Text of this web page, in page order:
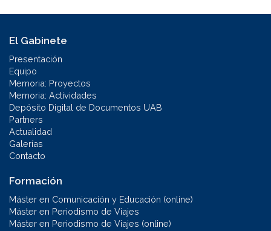
El Gabinete
Presentación
Equipo
Memoria: Proyectos
Memoria: Actividades
Depósito Digital de Documentos UAB
Partners
Actualidad
Galerías
Contacto
Formación
Máster en Comunicación y Educación (online)
Máster en Periodismo de Viajes
Máster en Periodismo de Viajes (online)